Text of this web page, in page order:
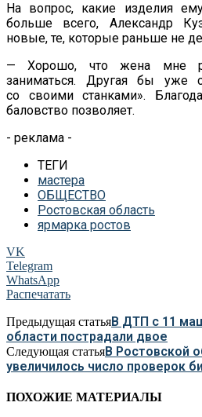
На вопрос, какие изделия
больше всего, Александр
новые, те, которые раньше не
—
Хорошо, что жена мне
заниматься. Другая
бы уже
со
своими станками».
баловство позволяет.
- реклама -
ТЕГИ
мастера
ОБЩЕСТВО
Ростовская область
ярмарка ростов
VK
Telegram
WhatsApp
Распечатать
Предыдущая статьяВ ДТП с 11
области пострадали двое
Следующая статьяВ Ростовской
увеличилось число проверок
ПОХОЖИЕ МАТЕРИАЛЫ